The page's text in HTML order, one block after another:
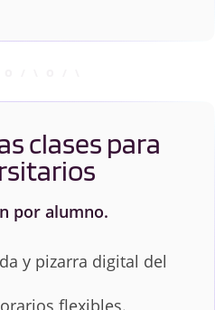
clases para
por alumno.
y pizarra digital del
flexibles.